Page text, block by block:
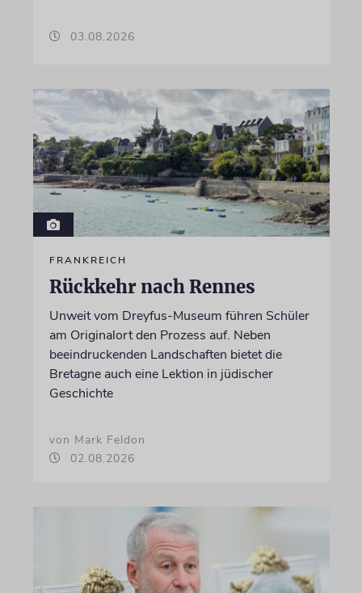
03.08.2026
FRANKREICH
Rückkehr nach Rennes
Unweit vom Dreyfus-Museum führen Schüler
am Originalort den Prozess auf. Neben
beeindruckenden Landschaften bietet die
Bretagne auch eine Lektion in jüdischer
Geschichte
von Mark Feldon
02.08.2026